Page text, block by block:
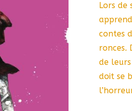
Lors de
contes
ronces.
de
doit se